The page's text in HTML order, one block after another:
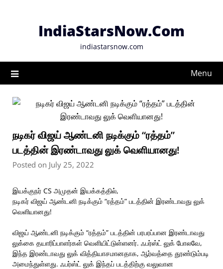
IndiaStarsNow.Com
indiastarsnow.com
Menu
நடிகர் விஜய் ஆண்டனி நடிக்கும் “ரத்தம்”
படத்தின் இரண்டாவது லுக் வெளியானது!
Posted on July 25, 2022
இயக்குநர் CS அமுதன் இயக்கத்தில்,
நடிகர் விஜய் ஆண்டனி நடிக்கும் “ரத்தம்” படத்தின் இரண்டாவது லுக்
வெளியானது!
விஜய் ஆண்டனி நடிக்கும் “ரத்தம்” படத்தின் பரபரப்பான இரண்டாவது
லுக்கை தயாரிப்பாளர்கள் வெளியிட்டுள்ளனர். ஃபர்ஸ்ட் லுக் போலவே,
இந்த இரண்டாவது லுக் வித்தியாசமானதாக, ஆர்வத்தை தூண்டும்படி
அமைந்துள்ளது. ஃபர்ஸ்ட் லுக் இந்தப் படத்திற்கு வலுவான